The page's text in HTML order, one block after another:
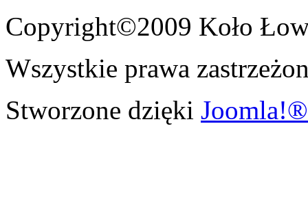
Copyright©2009 Koło
Wszystkie prawa
Stworzone dzięki Joomla!®